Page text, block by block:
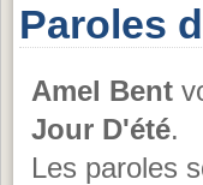
Paroles
Amel Bent
Jour D'été.
Les paroles